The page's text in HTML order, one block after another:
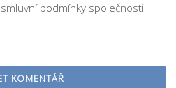
smluvní podmínky společnosti